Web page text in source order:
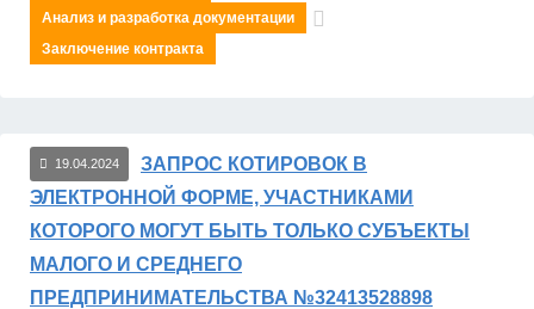
Анализ и разработка документации
Заключение контракта
19.04.2024
ЗАПРОС КОТИРОВОК В
ЭЛЕКТРОННОЙ ФОРМЕ, УЧАСТНИКАМИ
КОТОРОГО МОГУТ БЫТЬ ТОЛЬКО СУБЪЕКТЫ
МАЛОГО И СРЕДНЕГО
ПРЕДПРИНИМАТЕЛЬСТВА №32413528898